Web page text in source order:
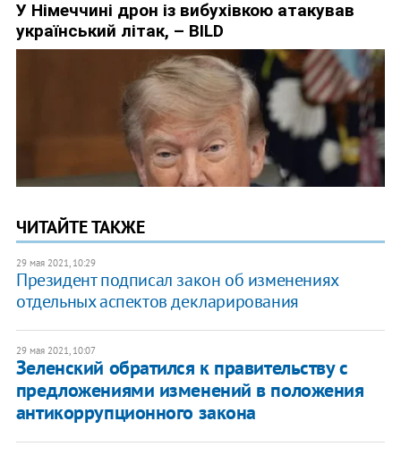
ЧИТАЙТЕ ТАКЖЕ
29 мая 2021, 10:29
Президент подписал закон об изменениях
отдельных аспектов декларирования
29 мая 2021, 10:07
Зеленский обратился к правительству с
предложениями изменений в положения
антикоррупционного закона